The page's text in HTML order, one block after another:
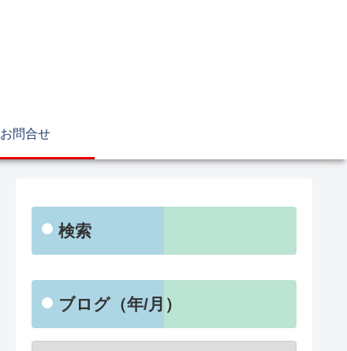
お問合せ
検索
ブログ（年/月）